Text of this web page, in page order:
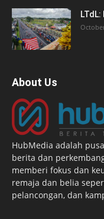
LTdL:
About Us
HubMedia adalah
berita dan
memberi fokus dan
remaja dan belia
pelancongan, dan